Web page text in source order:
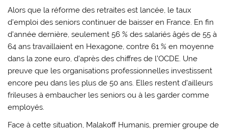
Alors que la réforme des retraites est lancée, le taux
d’emploi des seniors continuer de baisser en France. En fin
d’année dernière, seulement 56 % des salariés âgés de 55 à
64 ans travaillaient en Hexagone, contre 61 % en moyenne
dans la zone euro, d’après des chiffres de l’OCDE. Une
preuve que les organisations professionnelles investissent
encore peu dans les plus de 50 ans. Elles restent d’ailleurs
frileuses à embaucher les seniors ou à les garder comme
employés.
Face à cette situation, Malakoff Humanis, premier groupe de